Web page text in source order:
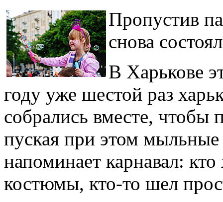
Пропустив
снова
В Харькове
году уже шестой раз
собрались вместе, чтобы
пуская при этом
напоминает карнавал:
костюмы, кто-то шел